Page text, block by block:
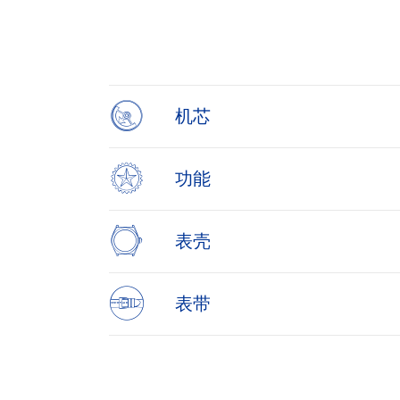
机芯
功能
表壳
表带